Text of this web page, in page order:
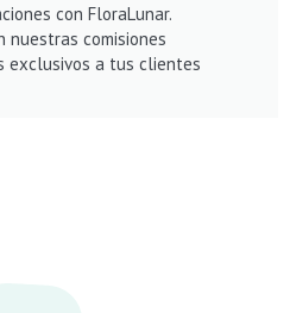
con FloraLunar.
nuestras comisiones
exclusivos a tus clientes